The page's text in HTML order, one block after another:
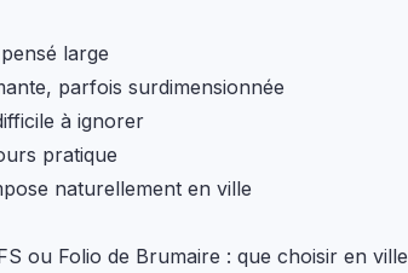
large
parfois surdimensionnée
à ignorer
pratique
naturellement en ville
ou Folio de Brumaire : que choisir en